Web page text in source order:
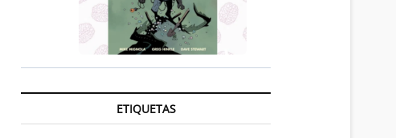
ETIQUETAS